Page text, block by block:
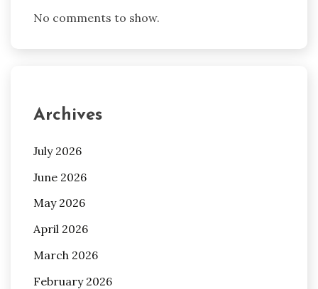
No comments to show.
Archives
July 2026
June 2026
May 2026
April 2026
March 2026
February 2026